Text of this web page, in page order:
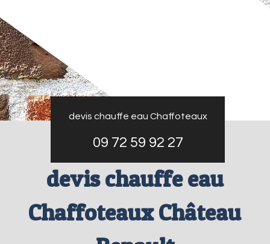
devis chauffe eau Chaffoteaux
09 72 59 92 27
devis chauffe eau
Chaffoteaux Château